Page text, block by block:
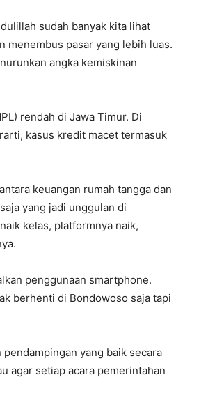
sudah banyak kita lihat
menembus pasar yang lebih luas.
angka kemiskinan
rendah di Jawa Timur. Di
kasus kredit macet termasuk
keuangan rumah tangga dan
yang jadi unggulan di
kelas, platformnya naik,
penggunaan smartphone.
berhenti di Bondowoso saja tapi
yang baik secara
agar setiap acara pemerintahan